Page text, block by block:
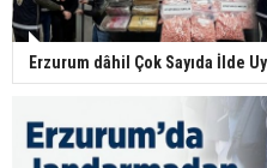
Erzurum dâhil Çok Sayıda İlde